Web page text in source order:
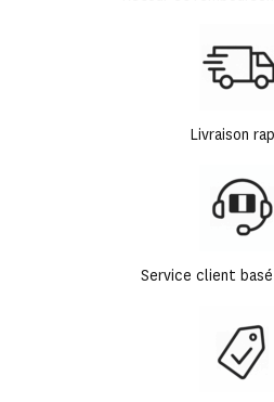
Livraison
Service client